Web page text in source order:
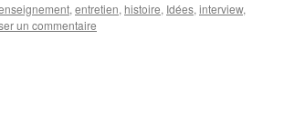
, entretien, histoire, Idées, interview,
un commentaire